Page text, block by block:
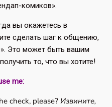
комиков».
вы окажетесь в
сделать шаг к общению,
Это может быть вашим
то, что вы хотите!
me:
check, please? Извините,